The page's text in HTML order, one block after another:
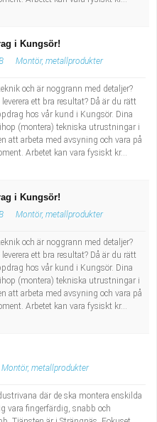
i Kungsör!
Montör, metallprodukter
och är noggrann med detaljer?
ett bra resultat? Då är du rätt
hos vår kund i Kungsör. Dina
(montera) tekniska utrustningar i
att arbeta med avsyning och vara på
Arbetet kan vara fysiskt kr...
i Kungsör!
Montör, metallprodukter
och är noggrann med detaljer?
ett bra resultat? Då är du rätt
hos vår kund i Kungsör. Dina
(montera) tekniska utrustningar i
att arbeta med avsyning och vara på
Arbetet kan vara fysiskt kr...
Montör, metallprodukter
där de ska montera enskilda
vara fingerfärdig, snabb och